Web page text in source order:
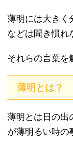
薄明には大きく
などは聞き慣れ
それらの言葉を
薄明とは？
薄明とは日の出
が薄明るい時の